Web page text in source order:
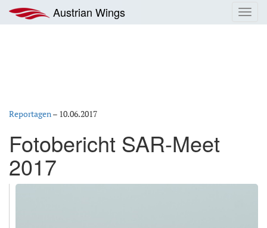
Inhalt
springen
Austrian Wings
Reportagen– 10.06.2017
Fotobericht SAR-Meet
2017